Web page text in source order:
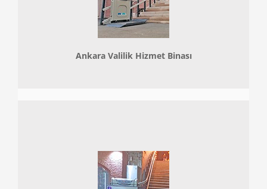
Ankara Valilik Hizmet Binası